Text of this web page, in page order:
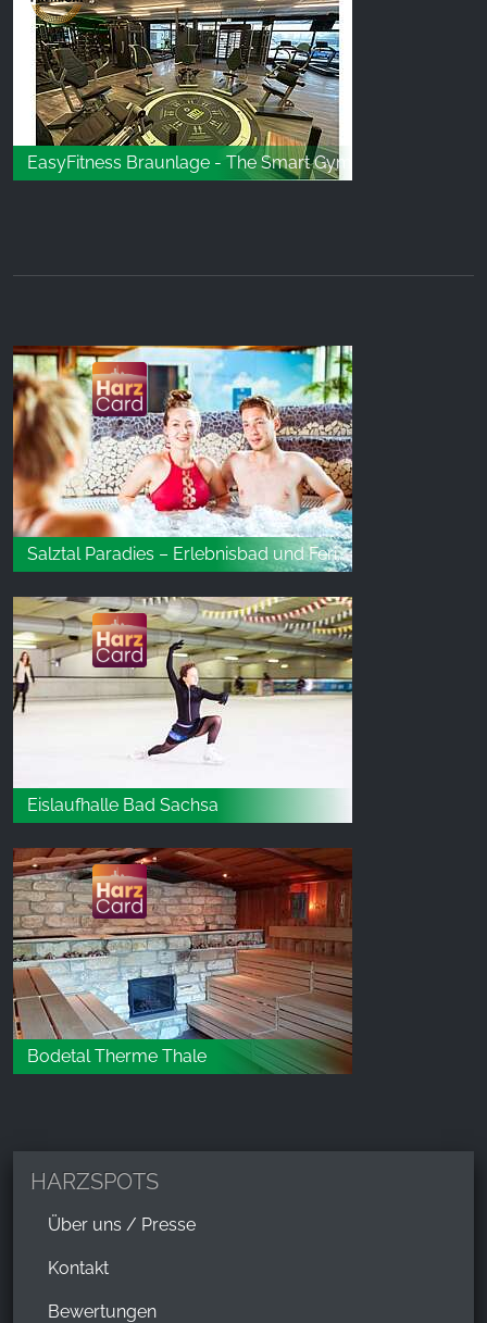
EasyFitness Braunlage - The Smart Gym
Salztal Paradies – Erlebnisbad und Ferienwelt in Bad Sachsa
Eislaufhalle Bad Sachsa
Bodetal Therme Thale
HARZSPOTS
Über uns / Presse
Kontakt
Bewertungen